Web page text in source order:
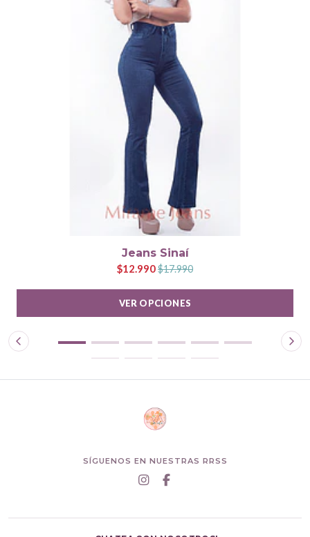
Jeans Sinaí
$12.990$17.990
VER OPCIONES
SÍGUENOS EN NUESTRAS RRSS